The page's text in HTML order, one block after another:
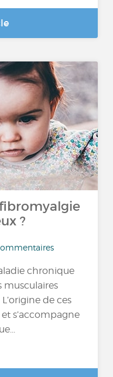
?
chronique
musculaires
de ces
s’accompagne